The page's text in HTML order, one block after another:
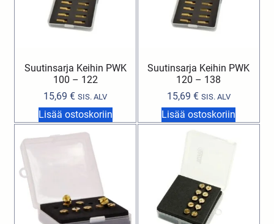
Suutinsarja Keihin PWK
100 – 122
15,69€ SIS. ALV
Lisää ostoskoriin
Suutinsarja Keihin PWK
120 – 138
15,69 € SIS. ALV
Lisää ostoskoriin